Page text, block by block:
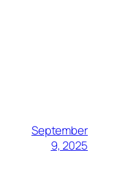
September
9, 2025